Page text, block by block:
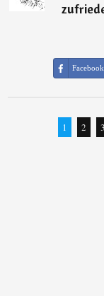
Facebook
1 2 3